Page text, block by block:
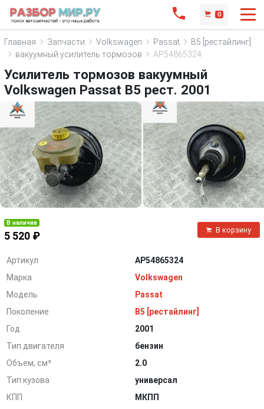
0
Главная Запчасти Volkswagen Passat
B5 [рестайлинг]
вакуумный усилитель тормозов
AP54865324
Усилитель тормозов вакуумный
Volkswagen Passat B5 рест. 2001
В наличии
5 520 ₽
В корзину
Артикул
AP54865324
Марка
Volkswagen
Модель
Passat
Поколение
B5 [рестайлинг]
Год
2001
Тип двигателя
бензин
Объем, см³
2.0
Тип кузова
универсал
КПП
МКПП